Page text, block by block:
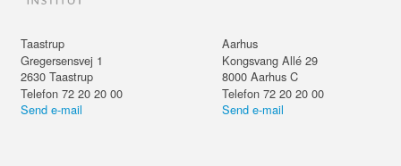
Taastrup
Gregersensvej 1
2630 Taastrup
Telefon 72 20 20 00
Send e-mail
Aarhus
Kongsvang Allé 29
8000 Aarhus C
Telefon 72 20 20 00
Send e-mail